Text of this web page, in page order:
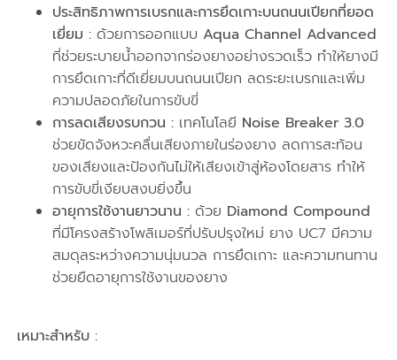
ประสิทธิภาพการเบรกและการยึดเกาะบนถนนเปียกที่ยอด
เยี่ยม : ด้วยการออกแบบ Aqua Channel Advanced
ที่ช่วยระบายน้ำออกจากร่องยางอย่างรวดเร็ว ทำให้ยางมี
การยึดเกาะที่ดีเยี่ยมบนถนนเปียก ลดระยะเบรกและเพิ่ม
ความปลอดภัยในการขับขี่
การลดเสียงรบกวน : เทคโนโลยี Noise Breaker 3.0
ช่วยขัดจังหวะคลื่นเสียงภายในร่องยาง ลดการสะท้อน
ของเสียงและป้องกันไม่ให้เสียงเข้าสู่ห้องโดยสาร ทำให้
การขับขี่เงียบสงบยิ่งขึ้น
อายุการใช้งานยาวนาน : ด้วย Diamond Compound
ที่มีโครงสร้างโพลิเมอร์ที่ปรับปรุงใหม่ ยาง UC7 มีความ
สมดุลระหว่างความนุ่มนวล การยึดเกาะ และความทนทาน
ช่วยยืดอายุการใช้งานของยาง
เหมาะสำหรับ :